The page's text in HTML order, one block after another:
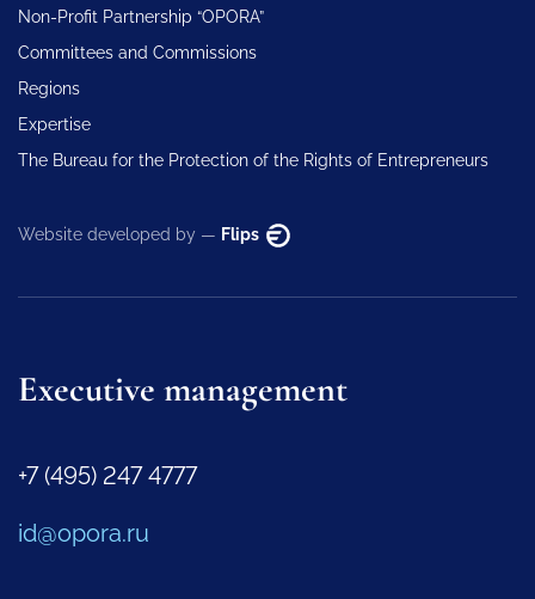
Non-Profit Partnership “OPORA”
Committees and Commissions
Regions
Expertise
The Bureau for the Protection of the Rights of Entrepreneurs
Website developed by — Flips
Executive management
+7 (495) 247 4777
id@opora.ru